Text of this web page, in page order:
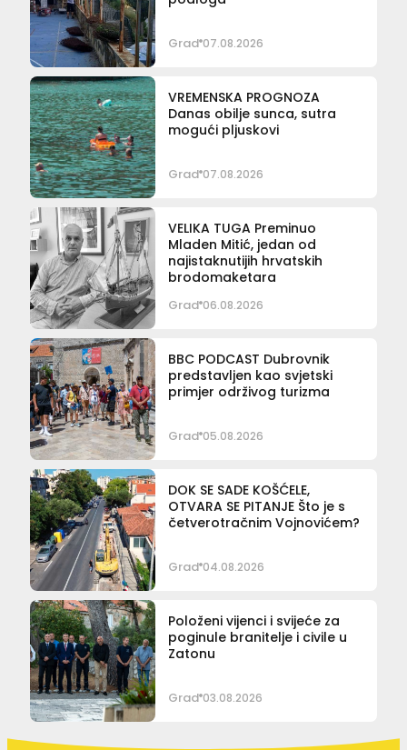
Grad 07.08.2026
VREMENSKA PROGNOZA
Danas obilje sunca, sutra
mogući pljuskovi
Grad 07.08.2026
VELIKA TUGA Preminuo
Mladen Mitić, jedan od
najistaknutijih hrvatskih
brodomaketara
Grad 06.08.2026
BBC PODCAST Dubrovnik
predstavljen kao svjetski
primjer održivog turizma
Grad 05.08.2026
DOK SE SADE KOŠĆELE,
OTVARA SE PITANJE Što je s
četverotračnim Vojnovićem?
Grad 04.08.2026
Položeni vijenci i svijeće za
poginule branitelje i civile u
Zatonu
Grad 03.08.2026